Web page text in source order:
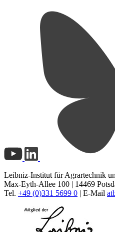
Leibniz-Institut für Agrartechnik
Max-Eyth-Allee 100 | 14469
Tel. +49 (0)331 5699 0 | E-Mail